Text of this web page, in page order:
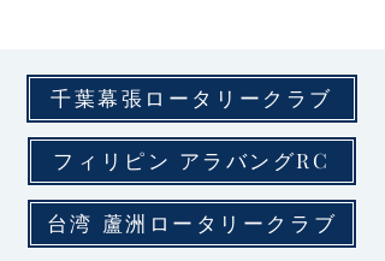
千葉幕張ロータリークラブ
フィリピン アラバングRC
台湾 蘆洲ロータリークラブ